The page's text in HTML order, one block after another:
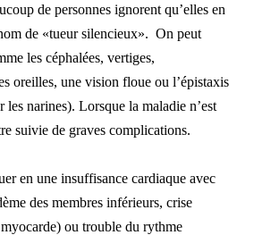
de personnes ignorent qu’elles en
de «tueur silencieux». On peut
les céphalées, vertiges,
oreilles, une vision floue ou l’épistaxis
les narines). Lorsque la maladie n’est
suivie de graves complications.
en une insuffisance cardiaque avec
des membres inférieurs, crise
ou trouble du rythme